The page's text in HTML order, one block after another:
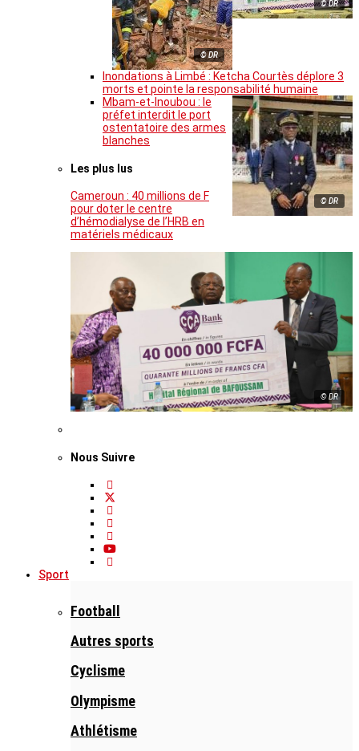
© DR
© DR
Inondations à Limbé : Ketcha Courtès déplore 3
morts et pointe la responsabilité humaine
© DR
Mbam-et-Inoubou : le
préfet interdit le port
ostentatoire des armes
blanches
Les plus lus
Cameroun : 40 millions de F
pour doter le centre
d’hémodialyse de l’HRB en
matériels médicaux
© DR
Nous Suivre
Sport
Football
Autres sports
Cyclisme
Olympisme
Athlétisme